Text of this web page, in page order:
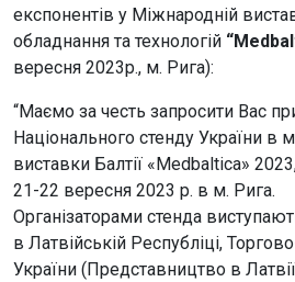
експонентів у Міжнародній
обладнання та технологій
вересня 2023р., м. Рига):
“Маємо за честь запросити Вас
Національного стенду України в
виставки Балтії «Medbaltica»
21-22 вересня 2023 р. в м. Рига.
Організаторами стенда
в Латвійській Республіці,
України (Представництво в